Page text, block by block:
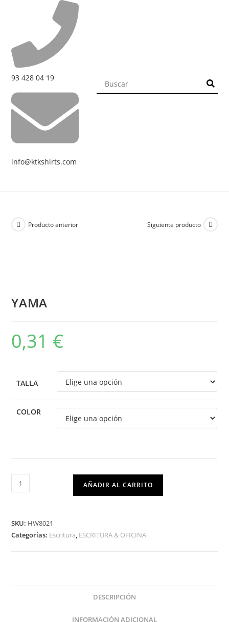
93 428 04 19
info@ktkshirts.com
Producto anterior Siguiente producto
YAMA
0,31 €
TALLA
COLOR
AÑADIR AL CARRITO
SKU: HW8021
Categorías: Escritura, ESCRITURA & OFICINA
DESCRIPCIÓN
INFORMACIÓN ADICIONAL